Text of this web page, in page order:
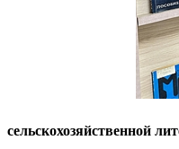
сельскохозяйственной